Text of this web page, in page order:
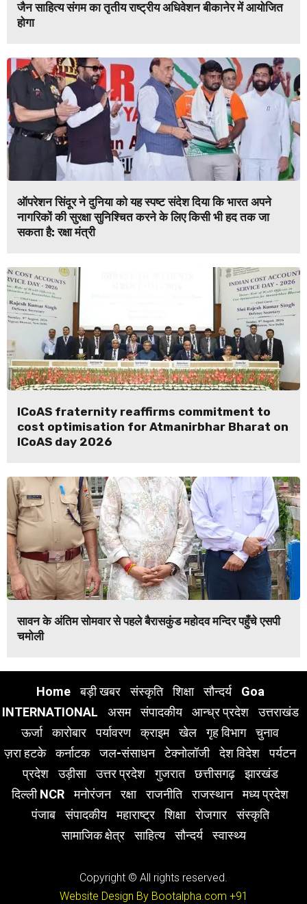
जैन साहित्य संगम का तृतीय राष्ट्रीय अधिवेशन बीकानेर में आयोजित
होगा
ऑपरेशन सिंदूर ने दुनिया को यह स्पष्ट संदेश दिया कि भारत अपने
नागरिकों की सुरक्षा सुनिश्चित करने के लिए किसी भी हद तक जा
सकता है: रक्षा मंत्री
ICoAS fraternity reaffirms commitment to
cost optimisation for Atmanirbhar Bharat on
ICoAS day 2026
सावन के अंतिम सोमवार से पहले बैरासकुंड महोदव मन्दिर पहुँचे एसपी
चमोली
Home बड़ी खबर संस्कृति शिक्षा सौन्दर्य
Goa
INTERNATIONAL
असम संपादकीय आन्ध्र प्रदेश
उत्तराखंड
ऊर्जा
कारोबार पर्यावरण क्राइम खेल गृह विभाग
चुनाव
ज़रा हटके
कर्नाटक जल-संसाधन टेक्नोलॉजी देश विदेश
पर्यटन
प्रदेश
उड़ीसा उत्तर प्रदेश गुजरात छत्तीसगढ़
झारखंड
दिल्ली NCR
मनोरंजन रक्षा राजनीति राजस्थान
मध्य प्रदेश
पंजाब
संपादकीय महाराष्ट्र शिक्षा रोजगार
संस्कृति
सामाजिक क्षेत्र
साहित्य सौन्दर्य स्वास्थ्य
Copyright © All rights reserved.
Website Design By Bootalpha.com +91